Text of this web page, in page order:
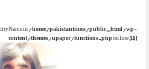
in /home/pakistantimes/public_html/wp-
content/themes/upaper/functions.php on line341